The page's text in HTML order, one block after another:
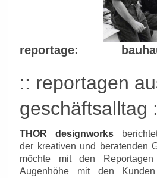
reportage:
:: reportagen
geschäftsalltag
THOR designworks
der kreativen und beratenden
möchte mit den
Augenhöhe mit den